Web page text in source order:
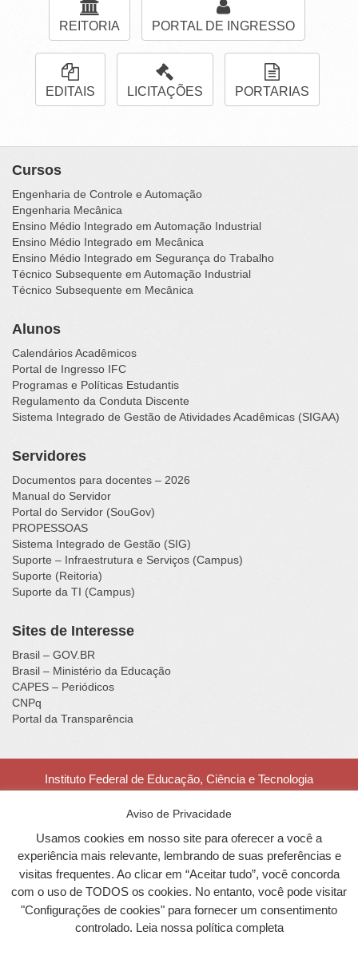
REITORIA PORTAL DE INGRESSO
EDITAIS LICITAÇÕES PORTARIAS
Cursos
Engenharia de Controle e Automação
Engenharia Mecânica
Ensino Médio Integrado em Automação Industrial
Ensino Médio Integrado em Mecânica
Ensino Médio Integrado em Segurança do Trabalho
Técnico Subsequente em Automação Industrial
Técnico Subsequente em Mecânica
Alunos
Calendários Acadêmicos
Portal de Ingresso IFC
Programas e Políticas Estudantis
Regulamento da Conduta Discente
Sistema Integrado de Gestão de Atividades Acadêmicas (SIGAA)
Servidores
Documentos para docentes – 2026
Manual do Servidor
Portal do Servidor (SouGov)
PROPESSOAS
Sistema Integrado de Gestão (SIG)
Suporte – Infraestrutura e Serviços (Campus)
Suporte (Reitoria)
Suporte da TI (Campus)
Sites de Interesse
Brasil – GOV.BR
Brasil – Ministério da Educação
CAPES – Periódicos
CNPq
Portal da Transparência
Instituto Federal de Educação, Ciência e Tecnologia
Rua Vigário Frei João, nº 550, Centro - Luzerna - SC - CEP
Portal desenvolvido naFábrica de Softwaredo IFC
CampusAraquari.
Aviso de Privacidade
Usamos cookies em nosso site para oferecer a você a
experiência mais relevante, lembrando de suas preferências e
visitas frequentes. Ao clicar em “Aceitar tudo”, você concorda
com o uso de TODOS os cookies. No entanto, você pode visitar
"Configurações de cookies" para fornecer um consentimento
controlado. Leia nossa política completa